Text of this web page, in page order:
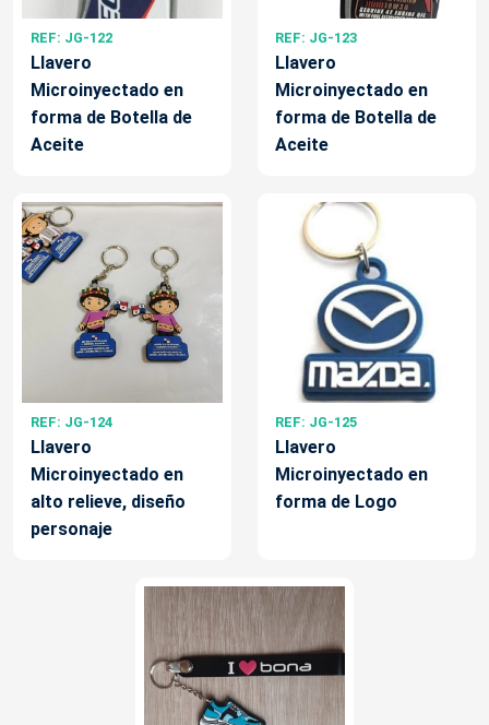
REF: JG-122
Llavero
Microinyectado en
forma de Botella de
Aceite
REF: JG-123
Llavero
Microinyectado en
forma de Botella de
Aceite
REF: JG-124
Llavero
Microinyectado en
alto relieve, diseño
personaje
REF: JG-125
Llavero
Microinyectado en
forma de Logo